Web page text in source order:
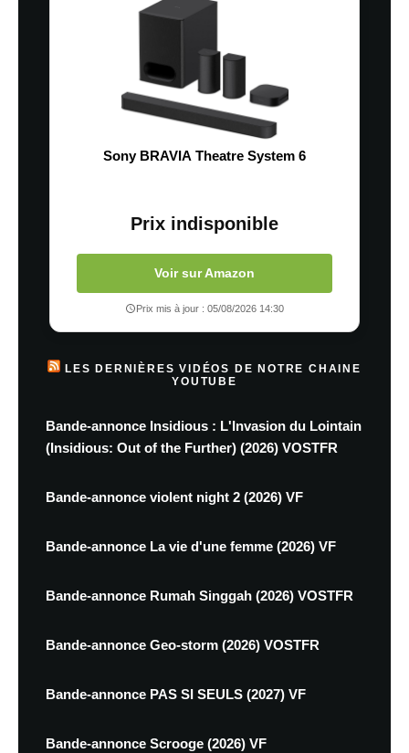
Sony BRAVIA Theatre System 6
Prix indisponible
Voir sur Amazon
Prix mis à jour : 05/08/2026 14:30
LES DERNIÈRES VIDÉOS DE NOTRE CHAINE
YOUTUBE
Bande-annonce Insidious : L'Invasion du Lointain
(Insidious: Out of the Further) (2026) VOSTFR
Bande-annonce violent night 2 (2026) VF
Bande-annonce La vie d'une femme (2026) VF
Bande-annonce Rumah Singgah (2026) VOSTFR
Bande-annonce Geo-storm (2026) VOSTFR
Bande-annonce PAS SI SEULS (2027) VF
Bande-annonce Scrooge (2026) VF